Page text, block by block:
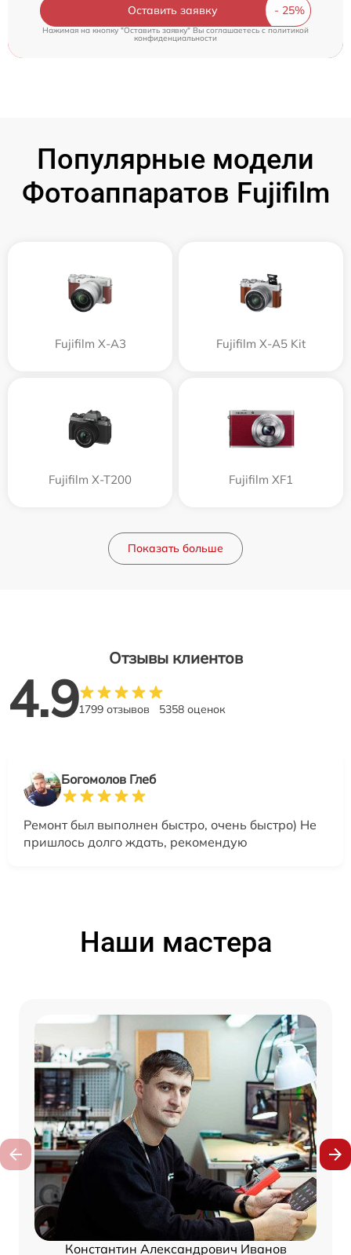
Оставить заявку
Нажимая на кнопку "Оставить заявку" Вы соглашаетесь cполитикой
конфиденциальности
Популярные модели
Фотоаппаратов Fujifilm
Fujifilm X-A3 Fujifilm X-A5 Kit
Fujifilm X-T200 Fujifilm XF1
Показать больше
Отзывы клиентов
4.91799 отзывов 5358 оценок
Богомолов Глеб
Ремонт был выполнен быстро, очень быстро) Не
пришлось долго ждать, рекомендую
Наши мастера
Константин Александрович Иванов